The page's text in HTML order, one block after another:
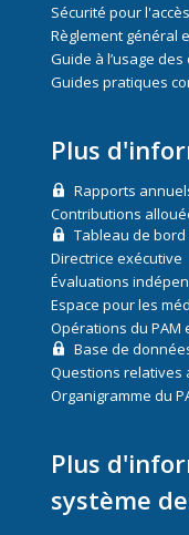
Sécurité pour
Règlement général
Guide à l’usage
Guides pratiques
Plus
Rapports
Contributions
Tableau de
Directrice exécutive
Évaluations
Espace pour les
Opérations du PAM
Base de
Questions relatives
Organigramme du
Plus
système